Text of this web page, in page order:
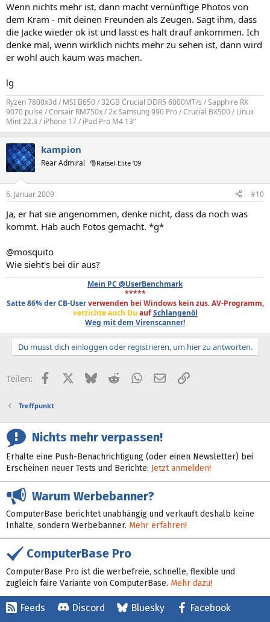
Wenn nichts mehr ist, dann macht vernünftige Photos von
dem Kram - mit deinen Freunden als Zeugen. Sagt ihm, dass
die Jacke wieder ok ist und lasst es halt drauf ankommen. Ich
denke mal, wenn wirklich nichts mehr zu sehen ist, dann wird
er wohl auch kaum was machen.
lg
Ryzen 7800x3d / MSI B650 / 32GB Crucial DDR5 6000MT/s / Sapphire RX
9070 pulse / Corsair RM750x / 2x Samsung 990 Pro / Crucial BX500 / Linux
Mint 22.3 / iPhone 17 / iPad Pro M4 13“
kampion
Rear Admiral 🎅Rätsel-Elite ’09
6. Januar 2009 #10
Ja, er hat sie angenommen, denke nicht, dass da noch was
kommt. Hab auch Fotos gemacht. *g*
@mosquito
Wie sieht's bei dir aus?
Mein PC @UserBenchmark
*****
Satte 86% der CB-Userverwenden bei Windows kein zus. AV-Programm,
verzichte auch Du auf Schlangenöl
Weg mit dem Virenscanner!
Du musst dich einloggen oder registrieren, um hier zu antworten.
Teilen: FacebookX (Twitter)
BlueskyRedditWhatsApp
E-MailLink
Treffpunkt
Nichts mehr verpassen!
Erhalte eine Push-Benachrichtigung (oder einen Newsletter) bei
Erscheinen neuer Tests und Berichte: Jetzt anmelden!
Warum Werbebanner?
ComputerBase berichtet unabhängig und verkauft deshalb keine
Inhalte, sondern Werbebanner. Mehr erfahren!
ComputerBase Pro
ComputerBase Pro ist die werbefreie, schnelle, flexible und
zugleich faire Variante von ComputerBase. Mehr dazu!
Feeds Discord Bluesky Facebook